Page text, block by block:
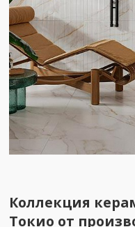
Коллекция
Токио от